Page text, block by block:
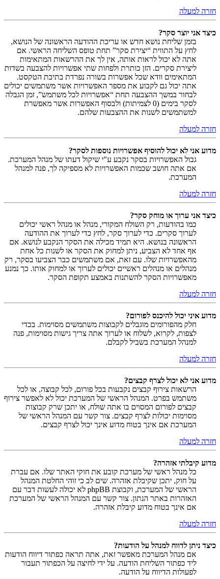
חזרה למעלה
כיצד אני יוצר סקר?
בזמן שליחת נושא חדש או עריכת ההודעה הראשונה של הנושא,
לחץ על התווית “יצירת סקר” תחת טופס השליחה הראשי. אם
אתה לא יכול לראות אותה, אין לך את ההרשאות המתאימות
ליצירת סקרים. הזן כותרת ולפחות שתי אפשרויות להצבעה בשדות
המתאימים וודא שכל אפשרות בשורה נפרדת בתיבת הטקסט.
אתה יכול גם לקבוע את מספר האפשרויות אשר משתמשים יכולים
לבחור במשך ההצבעה תחת “אפשרויות לכל משתמש”, זמן הגבלה
לסקר בימים (0 לצמיתות) ולבסוף האפשרות אשר מאפשרת
למשתמשים לשנות את ההצבעות שלהם.
חזרה למעלה
מדוע אני לא יכול להוסיף אפשרויות נוספות לסקר?
גבול האפשרויות בסקר נקבע ע"י שיקול דעתו של מנהל המערכת.
אם אתה חושב שכמות האפשרויות לא מספיקה לך, פנה למנהל
המערכת.
חזרה למעלה
כיצד אני ערוך או מוחק סקר?
כמו בהודעות, רק השולח המקורי, מנהל או מנהל ראשי יכולים
לערוך סקרים. כדי לערוך סקר, לחץ כדי לערוך את ההודעה
הראשונה בנושא. היא תמיד מכילה את הסקר הנקבע לנושא. אם
אף אחד לא הצביע, ניתן למחוק את הסקר או לשנות כל אחת
מהאפשרויות שלו. עם זאת, אם משתמשים כבר הצביעו בסקר, רק
מנהלים או מנהלים ראשיים יכולים לערוך או למחוק אותו. כך נמנע
מאפשרויות הסקר להשתנות באמצע תקופת הסקר.
חזרה למעלה
מדוע איני יכול להיכנס לפורום?
חלק מהפורומים מוגבלים לקבוצות משתמשים מסוימות. בכדי
לצפות, לקרוא, לשלוח או לערוך אתה צריך גישות מסוימות, פנה
למנהל המערכת בשביל לקבלם.
חזרה למעלה
מדוע אני לא יכול לצרף קבצים?
הרשאות צירוף קבצים נקבעות בכל פורום, לכל קבוצה, או לכל
משתמש בפרט. המנהל הראשי של המערכת יכול לא לאפשר צירוף
קבצים לפורום המסוים בו אתה שולח, או יתכן שרק קבוצות
מסוימות יכולות לצרף קבצים. צור קשר עם המנהל הראשי של
המערכת אם אינך בטוח מדוע אינך יכול לצרף קבצים.
חזרה למעלה
מדוע קיבלתי אזהרה?
כל מנהל ראשי של מערכת קובע את חוקי האתר שלו. אם עברת
על חוק, יתכן שקיבלת אזהרה. שים לב כי זוהי החלטת המנהל
הראשי של המערכת, וקבוצת phpBB לא יכולה לעשות דבר עם
האזהרות באתר הנתון. צור קשר עם המנהל הראשי של המערכת
אם אינך בטוח מדוע קיבלת אזהרה.
חזרה למעלה
כיצד ניתן לדווח למנהל על הודעות?
אם מנהל המערכת מאפשר זאת, אתה תראה כפתור דיווח הודעות
ליד כפתור השליחת הודעה. על ידי לחיצה על הכפתור תעבור
לפעולות הדיווח על הודעה.